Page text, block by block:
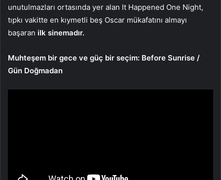
unutulmazları ortasında yer alan It Happened One Night,
tıpkı vakitte en kıymetli beş Oscar mükafatını almayı
başaran ilk sinemadır.
Muhteşem bir gece ve güç bir seçim: Before Sunrise /
Gün Doğmadan